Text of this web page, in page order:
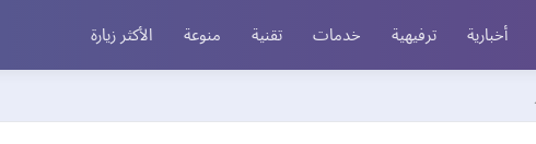
أخبارية ترفيهية خدمات تقنية منوعة الأكثر زيارة